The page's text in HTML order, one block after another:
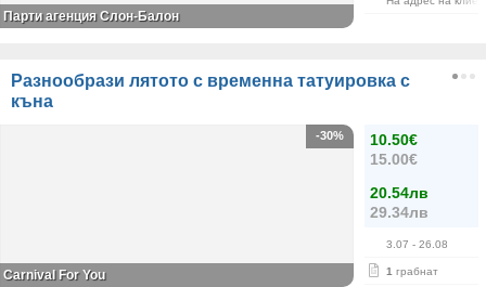
Парти агенция Слон-Балон
Разнообрази лятото с временна татуировка с
къна
10.50€
15.00€
20.54лв
29.34лв
3.07 - 26.08
1 грабнат
-30%
Carnival For You